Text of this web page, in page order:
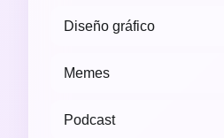
Diseño gráfico
Memes
Podcast